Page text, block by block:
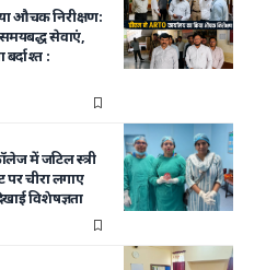
औचक निरीक्षण:
सेवाएं,
:
में जटिल स्त्री
पर चीरा लगाए
विशेषज्ञता